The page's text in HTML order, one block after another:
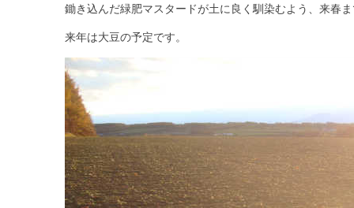
鋤き込んだ緑肥マスタードが土に良く馴染むよう、来春
来年は大豆の予定です。